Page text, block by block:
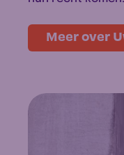
Meer over